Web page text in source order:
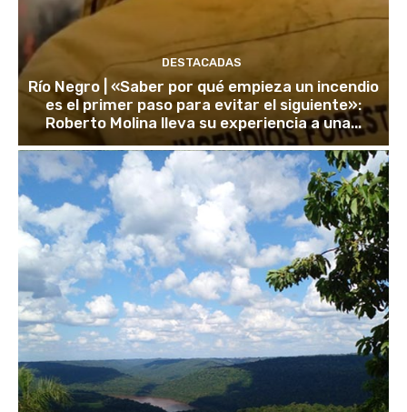
DESTACADAS
Río Negro | «Saber por qué empieza un incendio
es el primer paso para evitar el siguiente»:
Roberto Molina lleva su experiencia a una...